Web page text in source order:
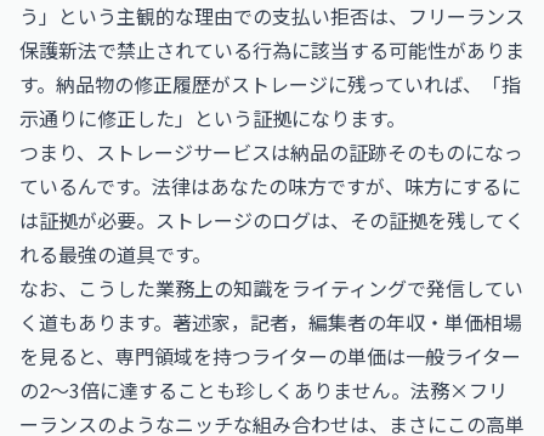
う」という主観的な理由での支払い拒否は、フリーランス
保護新法で禁止されている行為に該当する可能性がありま
す。納品物の修正履歴がストレージに残っていれば、「指
示通りに修正した」という証拠になります。
つまり、ストレージサービスは納品の証跡そのものになっ
ているんです。法律はあなたの味方ですが、味方にするに
は証拠が必要。ストレージのログは、その証拠を残してく
れる最強の道具です。
なお、こうした業務上の知識をライティングで発信してい
く道もあります。 著述家，記者，編集者の年収・単価相場
を見ると、専門領域を持つライターの単価は一般ライター
の2〜3倍に達することも珍しくありません。法務×フリ
ーランスのようなニッチな組み合わせは、まさにこの高単